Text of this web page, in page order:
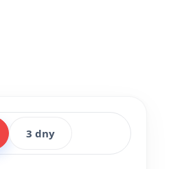
3 dny